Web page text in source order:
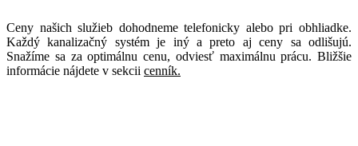
Ceny našich služieb dohodneme telefonicky alebo pri obhliadke.
Každý kanalizačný systém je iný a preto aj ceny sa odlišujú.
Snažíme sa za optimálnu cenu, odviesť maximálnu prácu. Bližšie
informácie nájdete v sekcii cenník.